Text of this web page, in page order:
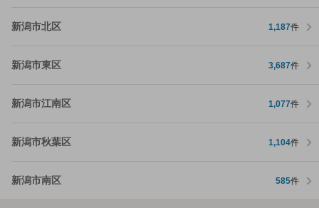
新潟市北区 1,187件
新潟市東区 3,687件
新潟市江南区 1,077件
新潟市秋葉区 1,104件
新潟市南区 585件